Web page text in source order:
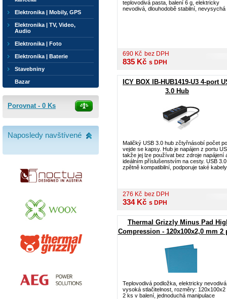
teplovodivá pasta, balení 6 g, elektricky
nevodivá, dlouhodobě stabilní, nevysychá
690 Kč bez DPH
835 Kč s DPH
ICY BOX IB-HUB1419-U3 4-port
3.0 Hub
Maličký USB 3.0 hub zčtyřnásobí počet
vejde se kapsy. Hub je napájen z portu
takže jej lze používat bez zdroje napájení
ideálním příslušenstvím na cesty. USB
zpětně kompatibilní, podporuje také
276 Kč bez DPH
334 Kč s DPH
Thermal Grizzly Minus Pad
Compression - 120x100x2,0 mm 2
Teplovodivá podložka, elektricky
vysoká stlačitelnost, rozměry: 120x100x2
2 ks v balení, jednoduchá manipulace
Elektronika | Mobily, GPS
Elektronika | TV, Video,
Audio
Elektronika | Foto
Elektronika | Baterie
Stavebniny
Bazar
Porovnat - 0 Ks
Naposledy navštívené